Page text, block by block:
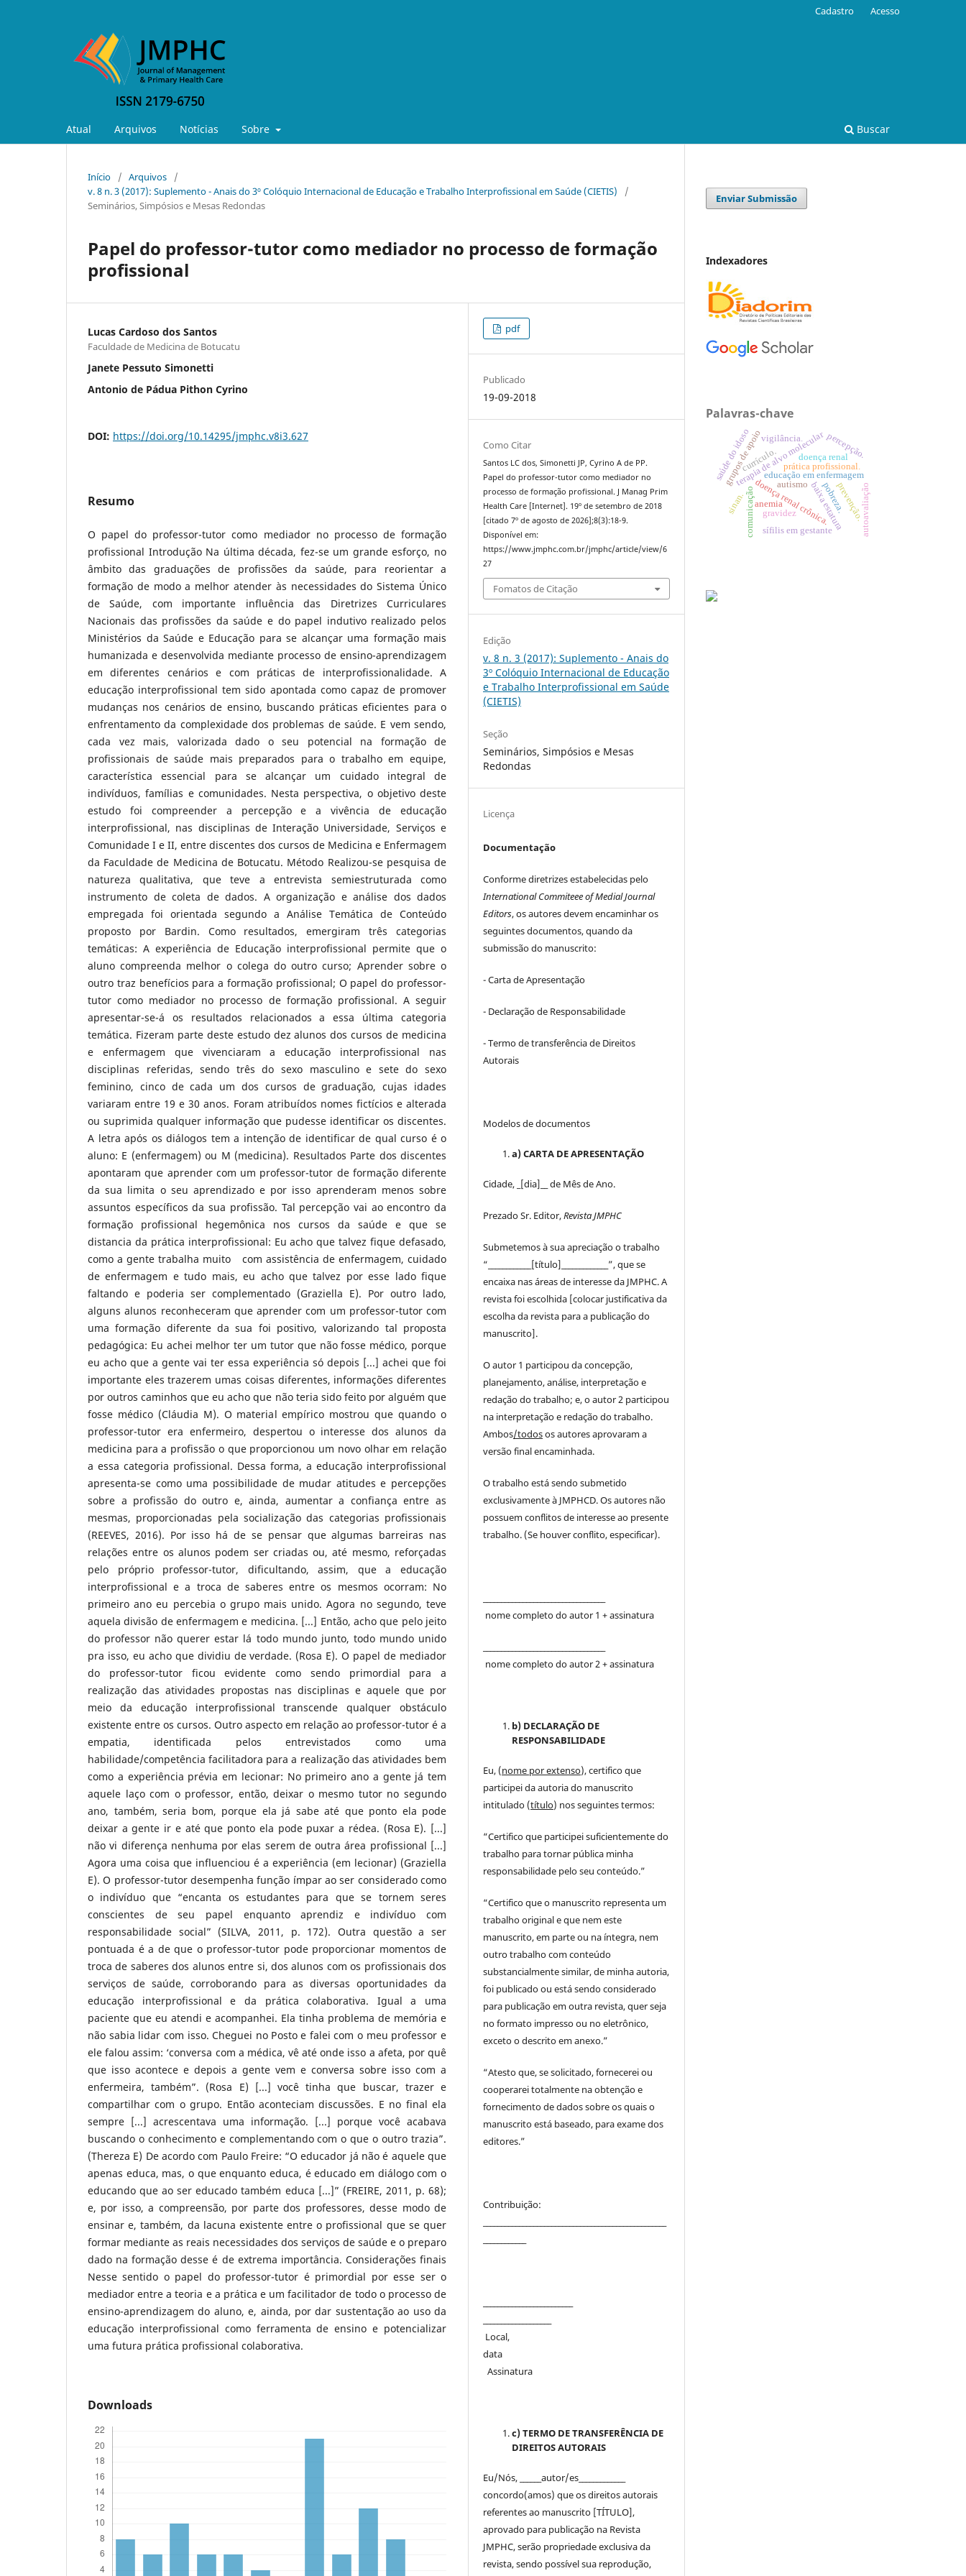
Atual Arquivos Notícias Sobre Buscar
Cadastro Acesso
Início / Arquivos
/
v. 8 n. 3 (2017): Suplemento - Anais do 3º Colóquio Internacional de Educação e Trabalho Interprofissional em Saúde (CIETIS)
/
Seminários, Simpósios e Mesas Redondas
Papel do professor-tutor como mediador no processo de formação
profissional
Lucas Cardoso dos Santos
Faculdade de Medicina de Botucatu
Janete Pessuto Simonetti
Antonio de Pádua Pithon Cyrino
DOI: https://doi.org/10.14295/jmphc.v8i3.627
Resumo
O papel do professor-tutor como mediador no processo de formação
profissional Introdução Na última década, fez-se um grande esforço, no
âmbito das graduações de profissões da saúde, para reorientar a
formação de modo a melhor atender às necessidades do Sistema Único
de Saúde, com importante influência das Diretrizes Curriculares
Nacionais das profissões da saúde e do papel indutivo realizado pelos
Ministérios da Saúde e Educação para se alcançar uma formação mais
humanizada e desenvolvida mediante processo de ensino-aprendizagem
em diferentes cenários e com práticas de interprofissionalidade. A
educação interprofissional tem sido apontada como capaz de promover
mudanças nos cenários de ensino, buscando práticas eficientes para o
enfrentamento da complexidade dos problemas de saúde. E vem sendo,
cada vez mais, valorizada dado o seu potencial na formação de
profissionais de saúde mais preparados para o trabalho em equipe,
característica essencial para se alcançar um cuidado integral de
indivíduos, famílias e comunidades. Nesta perspectiva, o objetivo deste
estudo foi compreender a percepção e a vivência de educação
interprofissional, nas disciplinas de Interação Universidade, Serviços e
Comunidade I e II, entre discentes dos cursos de Medicina e Enfermagem
da Faculdade de Medicina de Botucatu. Método Realizou-se pesquisa de
natureza qualitativa, que teve a entrevista semiestruturada como
instrumento de coleta de dados. A organização e análise dos dados
empregada foi orientada segundo a Análise Temática de Conteúdo
proposto por Bardin. Como resultados, emergiram três categorias
temáticas: A experiência de Educação interprofissional permite que o
aluno compreenda melhor o colega do outro curso; Aprender sobre o
outro traz benefícios para a formação profissional; O papel do professor-
tutor como mediador no processo de formação profissional. A seguir
apresentar-se-á os resultados relacionados a essa última categoria
temática. Fizeram parte deste estudo dez alunos dos cursos de medicina
e enfermagem que vivenciaram a educação interprofissional nas
disciplinas referidas, sendo três do sexo masculino e sete do sexo
feminino, cinco de cada um dos cursos de graduação, cujas idades
variaram entre 19 e 30 anos. Foram atribuídos nomes fictícios e alterada
ou suprimida qualquer informação que pudesse identificar os discentes.
A letra após os diálogos tem a intenção de identificar de qual curso é o
aluno: E (enfermagem) ou M (medicina). Resultados Parte dos discentes
apontaram que aprender com um professor-tutor de formação diferente
da sua limita o seu aprendizado e por isso aprenderam menos sobre
assuntos específicos da sua profissão. Tal percepção vai ao encontro da
formação profissional hegemônica nos cursos da saúde e que se
distancia da prática interprofissional: Eu acho que talvez fique defasado,
como a gente trabalha muito com assistência de enfermagem, cuidado
de enfermagem e tudo mais, eu acho que talvez por esse lado fique
faltando e poderia ser complementado (Graziella E). Por outro lado,
alguns alunos reconheceram que aprender com um professor-tutor com
uma formação diferente da sua foi positivo, valorizando tal proposta
pedagógica: Eu achei melhor ter um tutor que não fosse médico, porque
eu acho que a gente vai ter essa experiência só depois [...] achei que foi
importante eles trazerem umas coisas diferentes, informações diferentes
por outros caminhos que eu acho que não teria sido feito por alguém que
fosse médico (Cláudia M). O material empírico mostrou que quando o
professor-tutor era enfermeiro, despertou o interesse dos alunos da
medicina para a profissão o que proporcionou um novo olhar em relação
a essa categoria profissional. Dessa forma, a educação interprofissional
apresenta-se como uma possibilidade de mudar atitudes e percepções
sobre a profissão do outro e, ainda, aumentar a confiança entre as
mesmas, proporcionadas pela socialização das categorias profissionais
(REEVES, 2016). Por isso há de se pensar que algumas barreiras nas
relações entre os alunos podem ser criadas ou, até mesmo, reforçadas
pelo próprio professor-tutor, dificultando, assim, que a educação
interprofissional e a troca de saberes entre os mesmos ocorram: No
primeiro ano eu percebia o grupo mais unido. Agora no segundo, teve
aquela divisão de enfermagem e medicina. [...] Então, acho que pelo jeito
do professor não querer estar lá todo mundo junto, todo mundo unido
pra isso, eu acho que dividiu de verdade. (Rosa E). O papel de mediador
do professor-tutor ficou evidente como sendo primordial para a
realização das atividades propostas nas disciplinas e aquele que por
meio da educação interprofissional transcende qualquer obstáculo
existente entre os cursos. Outro aspecto em relação ao professor-tutor é a
empatia, identificada pelos entrevistados como uma
habilidade/competência facilitadora para a realização das atividades bem
como a experiência prévia em lecionar: No primeiro ano a gente já tem
aquele laço com o professor, então, deixar o mesmo tutor no segundo
ano, também, seria bom, porque ela já sabe até que ponto ela pode
deixar a gente ir e até que ponto ela pode puxar a rédea. (Rosa E). [...]
não vi diferença nenhuma por elas serem de outra área profissional [...]
Agora uma coisa que influenciou é a experiência (em lecionar) (Graziella
E). O professor-tutor desempenha função ímpar ao ser considerado como
o indivíduo que “encanta os estudantes para que se tornem seres
conscientes de seu papel enquanto aprendiz e indivíduo com
responsabilidade social” (SILVA, 2011, p. 172). Outra questão a ser
pontuada é a de que o professor-tutor pode proporcionar momentos de
troca de saberes dos alunos entre si, dos alunos com os profissionais dos
serviços de saúde, corroborando para as diversas oportunidades da
educação interprofissional e da prática colaborativa. Igual a uma
paciente que eu atendi e acompanhei. Ela tinha problema de memória e
não sabia lidar com isso. Cheguei no Posto e falei com o meu professor e
ele falou assim: ‘conversa com a médica, vê até onde isso a afeta, por quê
que isso acontece e depois a gente vem e conversa sobre isso com a
enfermeira, também”. (Rosa E) [...] você tinha que buscar, trazer e
compartilhar com o grupo. Então aconteciam discussões. E no final ela
sempre [...] acrescentava uma informação. [...] porque você acabava
buscando o conhecimento e complementando com o que o outro trazia”.
(Thereza E) De acordo com Paulo Freire: “O educador já não é aquele que
apenas educa, mas, o que enquanto educa, é educado em diálogo com o
educando que ao ser educado também educa [...]” (FREIRE, 2011, p. 68);
e, por isso, a compreensão, por parte dos professores, desse modo de
ensinar e, também, da lacuna existente entre o profissional que se quer
formar mediante as reais necessidades dos serviços de saúde e o preparo
dado na formação desse é de extrema importância. Considerações finais
Nesse sentido o papel do professor-tutor é primordial por esse ser o
mediador entre a teoria e a prática e um facilitador de todo o processo de
ensino-aprendizagem do aluno, e, ainda, por dar sustentação ao uso da
educação interprofissional como ferramenta de ensino e potencializar
uma futura prática profissional colaborativa.
Downloads
pdf
Publicado
19-09-2018
Como Citar
Santos LC dos, Simonetti JP, Cyrino A de PP.
Papel do professor-tutor como mediador no
processo de formação profissional. J Manag Prim
Health Care [Internet]. 19º de setembro de 2018
[citado 7º de agosto de 2026];8(3):18-9.
Disponível em:
https://www.jmphc.com.br/jmphc/article/view/6
27
Fomatos de Citação
Edição
v. 8 n. 3 (2017): Suplemento - Anais do
3º Colóquio Internacional de Educação
e Trabalho Interprofissional em Saúde
(CIETIS)
Seção
Seminários, Simpósios e Mesas
Redondas
Licença
Documentação
Conforme diretrizes estabelecidas pelo
International Commiteee of Medial Journal
Editors, os autores devem encaminhar os
seguintes documentos, quando da
submissão do manuscrito:
- Carta de Apresentação
- Declaração de Responsabilidade
- Termo de transferência de Direitos
Autorais
Modelos de documentos
a) CARTA DE APRESENTAÇÃO
Cidade, _[dia]__ de Mês de Ano.
Prezado Sr. Editor,Revista JMPHC
Submetemos à sua apreciação o trabalho
“____________[título]_____________”, que se
encaixa nas áreas de interesse da JMPHC. A
revista foi escolhida [colocar justificativa da
escolha da revista para a publicação do
manuscrito].
O autor 1 participou da concepção,
planejamento, análise, interpretação e
redação do trabalho; e, o autor 2 participou
na interpretação e redação do trabalho.
Ambos/todosos autores aprovaram a
versão final encaminhada.
O trabalho está sendo submetido
exclusivamente à JMPHCD. Os autores não
possuem conflitos de interesse ao presente
trabalho. (Se houver conflito, especificar).
nome completo do autor 1 + assinatura
nome completo do autor 2 + assinatura
b) DECLARAÇÃO DE
RESPONSABILIDADE
Eu, (nome por extenso), certifico que
participei da autoria do manuscrito
intitulado (título) nos seguintes termos:
“Certifico que participei suficientemente do
trabalho para tornar pública minha
responsabilidade pelo seu conteúdo.”
“Certifico que o manuscrito representa um
trabalho original e que nem este
manuscrito, em parte ou na íntegra, nem
outro trabalho com conteúdo
substancialmente similar, de minha autoria,
foi publicado ou está sendo considerado
para publicação em outra revista, quer seja
no formato impresso ou no eletrônico,
exceto o descrito em anexo.”
“Atesto que, se solicitado, fornecerei ou
cooperarei totalmente na obtenção e
fornecimento de dados sobre os quais o
manuscrito está baseado, para exame dos
editores.”
Contribuição:
Local,
data
Assinatura
c) TERMO DE TRANSFERÊNCIA DE
DIREITOS AUTORAIS
Eu/Nós, ______autor/es_____________
concordo(amos) que os direitos autorais
referentes ao manuscrito [TÍTULO],
aprovado para publicação na Revista
JMPHC, serão propriedade exclusiva da
revista, sendo possível sua reprodução,
Enviar Submissão
Indexadores
Palavras-chave
terapia de alvo molecular
doença renal crônica.
educação em enfermagem
prática profissional.
autismo
grupos de apoio percepção.
comunicação
currículo.
baixa estatura
pobreza.
vigilância.
sífilis em gestante
anemia prevenção.
saúde do idoso
autoavaliação
sinan. gravidez
doença renal